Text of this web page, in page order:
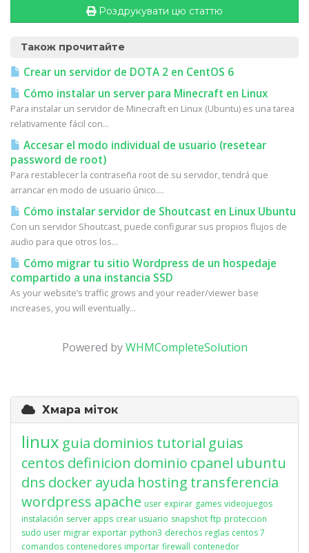
Роздрукувати цю статтю
Також прочитайте
Crear un servidor de DOTA 2 en CentOS 6
Cómo instalar un server para Minecraft en Linux
Para instalar un servidor de Minecraft en Linux (Ubuntu) es una tarea
relativamente fácil con...
Accesar el modo individual de usuario (resetear
password de root)
Para restablecer la contraseña root de su servidor, tendrá que
arrancar en modo de usuario único....
Cómo instalar servidor de Shoutcast en Linux Ubuntu
Con un servidor Shoutcast, puede configurar sus propios flujos de
audio para que otros los...
Cómo migrar tu sitio Wordpress de un hospedaje
compartido a una instancia SSD
As your website’s traffic grows and your reader/viewer base
increases, you will eventually...
Powered byWHMCompleteSolution
Хмара міток
linux guia dominios tutorial guias
centos definicion dominio cpanel ubuntu
dns dockerayuda hosting transferencia
wordpress apache user expirar games videojuegos
instalación server apps crear usuario snapshot ftp proteccion
sudo user migrar exportar python3 derechos reglas centos 7
comandos contenedores importar firewall contenedor